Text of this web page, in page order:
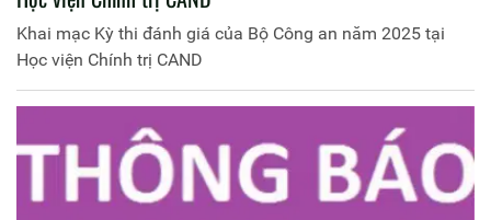
Khai mạc Kỳ thi đánh giá của Bộ Công an năm 2025 tại
Học viện Chính trị CAND